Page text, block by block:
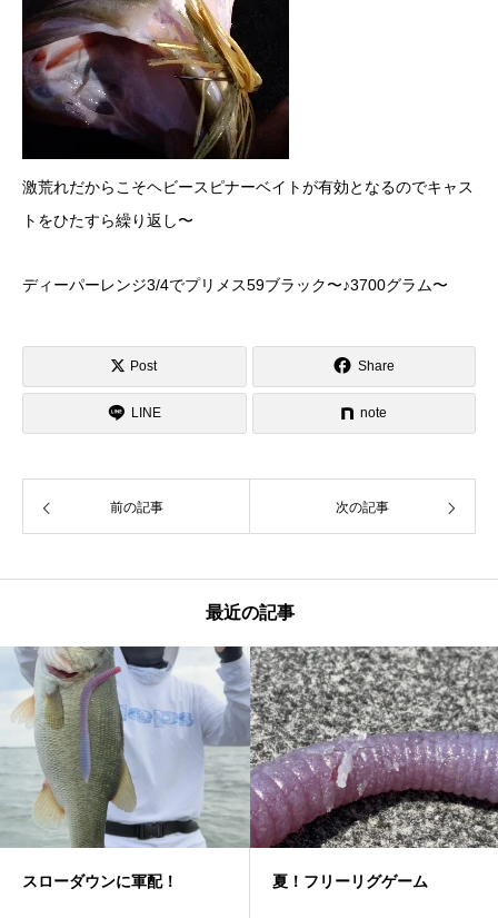
激荒れだからこそヘビースピナーベイトが有効となるのでキャス
トをひたすら繰り返し〜
ディーパーレンジ3/4でプリメス59ブラック〜♪3700グラム〜
Post Share
LINE note
前の記事 次の記事
最近の記事
スローダウンに軍配！ 夏！フリーリグゲーム